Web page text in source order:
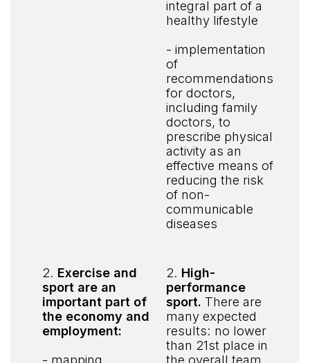
integral part of a
healthy lifestyle
- implementation
of
recommendations
for doctors,
including family
doctors, to
prescribe physical
activity as an
effective means of
reducing the risk
of non-
communicable
diseases
2. Exercise and
sport are an
important part of
the economy and
employment:
- mapping
2. High-
performance
sport. There are
many expected
results: no lower
than 21st place in
the overall team